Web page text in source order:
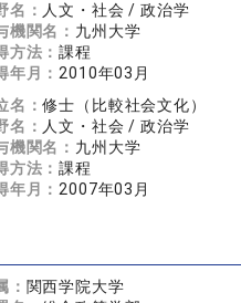
名： 人文・社会 / 政治学
機関名： 九州大学
方法：課程
年月： 2010年03月
名：修士（比較社会文化）
名： 人文・社会 / 政治学
機関名： 九州大学
方法：課程
年月： 2007年03月
： 関西学院大学